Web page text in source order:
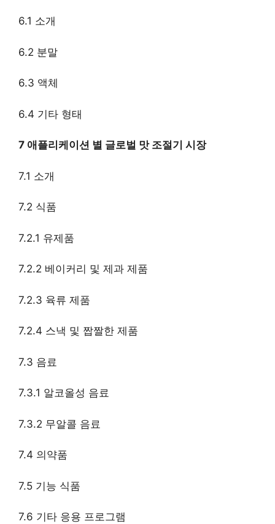
6.1 소개
6.2 분말
6.3 액체
6.4 기타 형태
7 애플리케이션 별 글로벌 맛 조절기 시장
7.1 소개
7.2 식품
7.2.1 유제품
7.2.2 베이커리 및 제과 제품
7.2.3 육류 제품
7.2.4 스낵 및 짭짤한 제품
7.3 음료
7.3.1 알코올성 음료
7.3.2 무알콜 음료
7.4 의약품
7.5 기능 식품
7.6 기타 응용 프로그램